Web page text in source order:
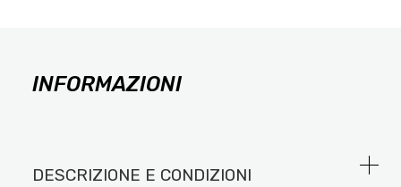
INFORMAZIONI
DESCRIZIONE E CONDIZIONI